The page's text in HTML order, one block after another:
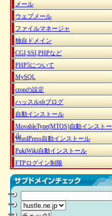
メール
ウェブメール
ファイルマネージャ
独自ドメイン
CGI,SSI,PHPなど
PHP5について
MySQL
cronの設定
ハッスルsbブログ
自動インストール
MovableType(MTOS)自動インストー
ル
WordPress自動インストール
PukiWiki自動インストール
FTPログイン制限